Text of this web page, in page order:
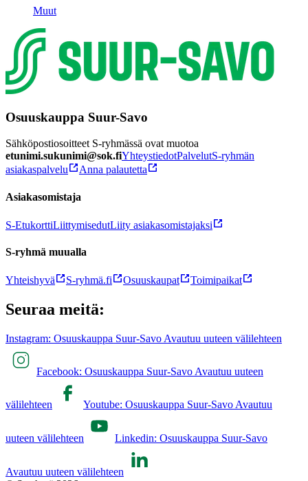
Muut
Osuuskauppa Suur-Savo
Sähköpostiosoitteet S-ryhmässä ovat muotoa
etunimi.sukunimi@sok.fiYhteystiedotPalvelutS-ryhmän
asiakaspalvelu
Anna palautetta
Asiakasomistaja
S-EtukorttiLiittymisedutLiity asiakasomistajaksi
S-ryhmä muualla
Yhteishyvä S-ryhmä.fi Osuuskaupat Toimipaikat
Seuraa meitä:
Instagram: Osuuskauppa Suur-Savo Avautuu uuteen välilehteen
Facebook: Osuuskauppa Suur-Savo Avautuu uuteen
välilehteen Youtube: Osuuskauppa Suur-Savo Avautuu
uuteen välilehteen Linkedin: Osuuskauppa Suur-Savo
Avautuu uuteen välilehteen